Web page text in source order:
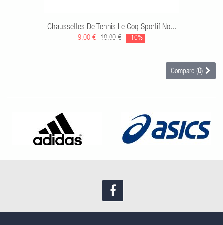
Chaussettes De Tennis Le Coq Sportif No...
9,00 € 10,00 € -10%
Compare (0)